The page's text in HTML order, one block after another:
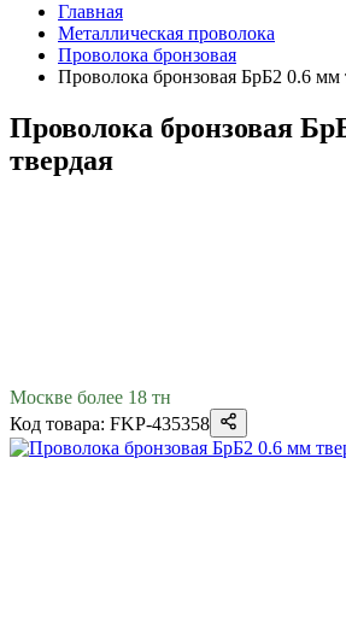
Главная
Металлическая проволока
Проволока бронзовая
Проволока бронзовая БрБ2 0.6 мм
Проволока бронзовая
твердая
Москве более 18 тн
Код товара: FKP-435358